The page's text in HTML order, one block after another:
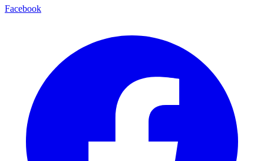
Facebook